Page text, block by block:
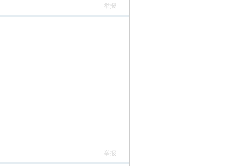
举报
举报